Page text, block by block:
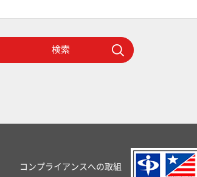
検索
コンプライアンスへの取組